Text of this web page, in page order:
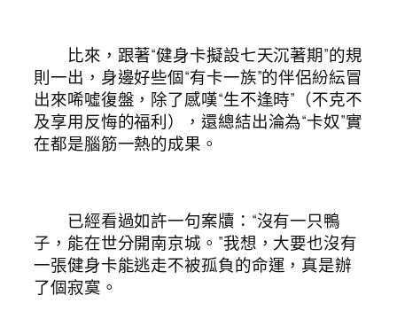
比來，跟著“健身卡擬設七天沉著期”的規
則一出，身邊好些個“有卡一族”的伴侶紛紜冒
出來唏噓復盤，除了感嘆“生不逢時”（不克不
及享用反悔的福利），還總結出淪為“卡奴”實
在都是腦筋一熱的成果。
已經看過如許一句案牘：“沒有一只鴨
子，能在世分開南京城。”我想，大要也沒有
一張健身卡能逃走不被孤負的命運，真是辦
了個寂寞。